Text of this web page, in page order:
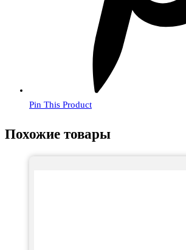
Pin This Product
Похожие товары